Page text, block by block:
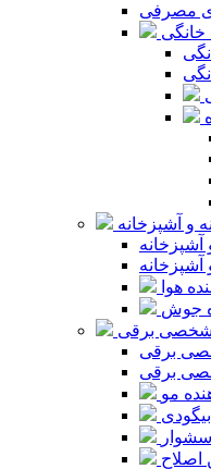
مصرفی
خانگی
و آشپزخانه
آشپزخانه
هوا
جوش
شخصی برقی
برقی
برقی
مو
بیگودی
سشوار
اصلاح